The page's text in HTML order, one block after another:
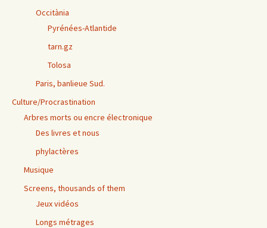
Occitània
Pyrénées-Atlantide
tarn.gz
Tolosa
Paris, banlieue Sud.
Culture/Procrastination
Arbres morts ou encre électronique
Des livres et nous
phylactères
Musique
Screens, thousands of them
Jeux vidéos
Longs métrages